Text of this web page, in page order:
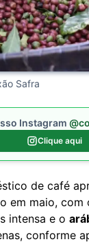
Safra
Instagram
Clique aqui
de café
em maio, com
intensa e o
conforme